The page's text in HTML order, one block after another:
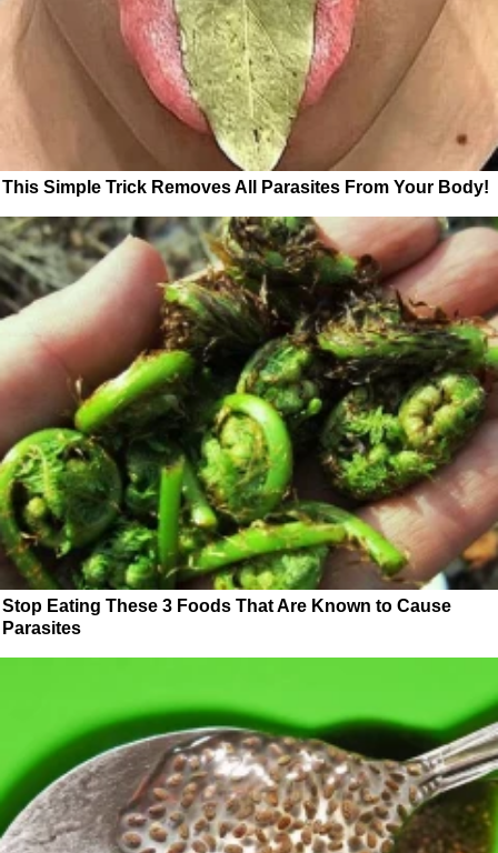
This Simple Trick Removes All Parasites From Your Body!
Stop Eating These 3 Foods That Are Known to Cause
Parasites